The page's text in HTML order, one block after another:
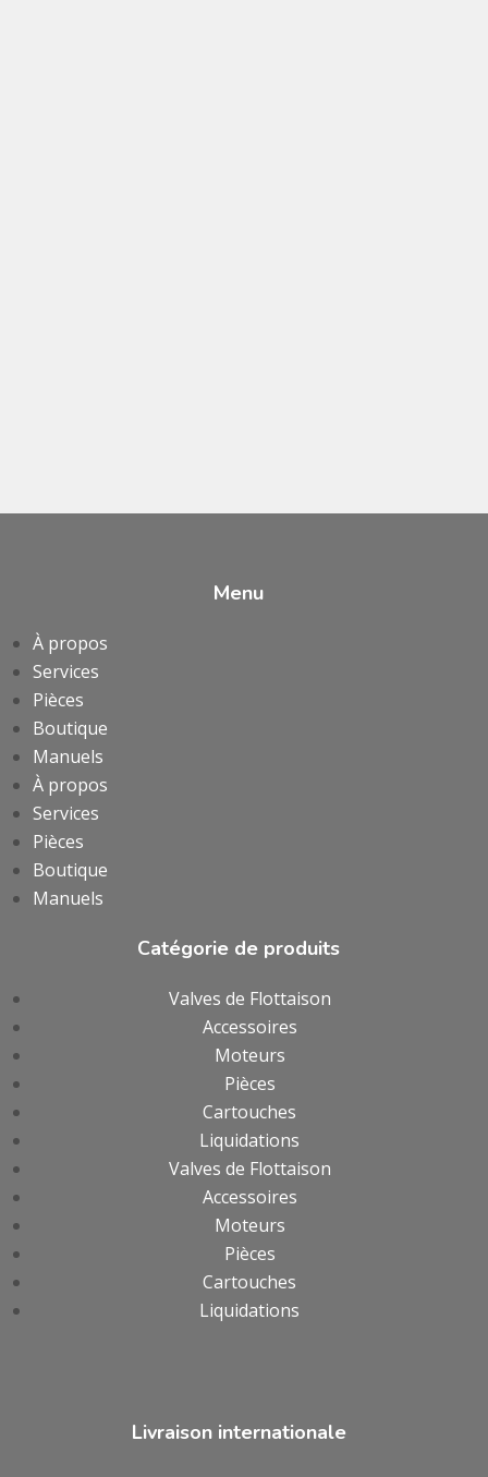
Menu
À propos
Services
Pièces
Boutique
Manuels
À propos
Services
Pièces
Boutique
Manuels
Catégorie de produits
Valves de Flottaison
Accessoires
Moteurs
Pièces
Cartouches
Liquidations
Valves de Flottaison
Accessoires
Moteurs
Pièces
Cartouches
Liquidations
Livraison internationale